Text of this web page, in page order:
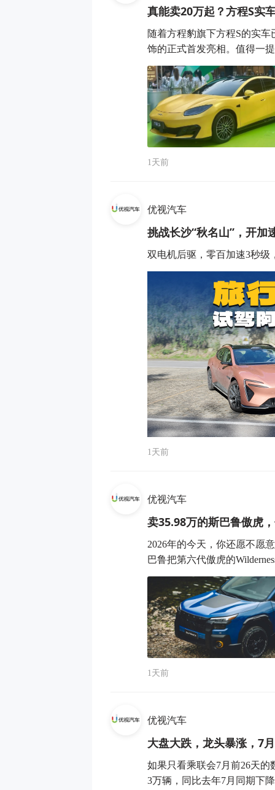
真能卖20万起？方程S实
随着方程豹旗下方程S的实
饰的正式首发亮相。值得一
1天前
优视汽车
挑战长沙“秋名山”，开加
双电机后驱，零百加速3秒级
1天前
优视汽车
卖35.98万的斯巴鲁傲虎
2026年的今天，你还愿不愿
巴鲁把第六代傲虎的
1天前
优视汽车
大盘大跌，龙头暴涨，7
如果只看乘联会7月前26天的
3万辆，同比去年7月同期下